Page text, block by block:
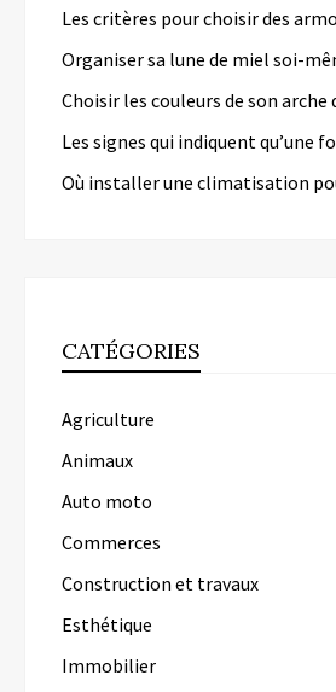
Les critères pour choisir des
Organiser sa lune de miel soi-
Choisir les couleurs de son
Les signes qui indiquent qu’une
Où installer une climatisation
CATÉGORIES
Agriculture
Animaux
Auto moto
Commerces
Construction et travaux
Esthétique
Immobilier